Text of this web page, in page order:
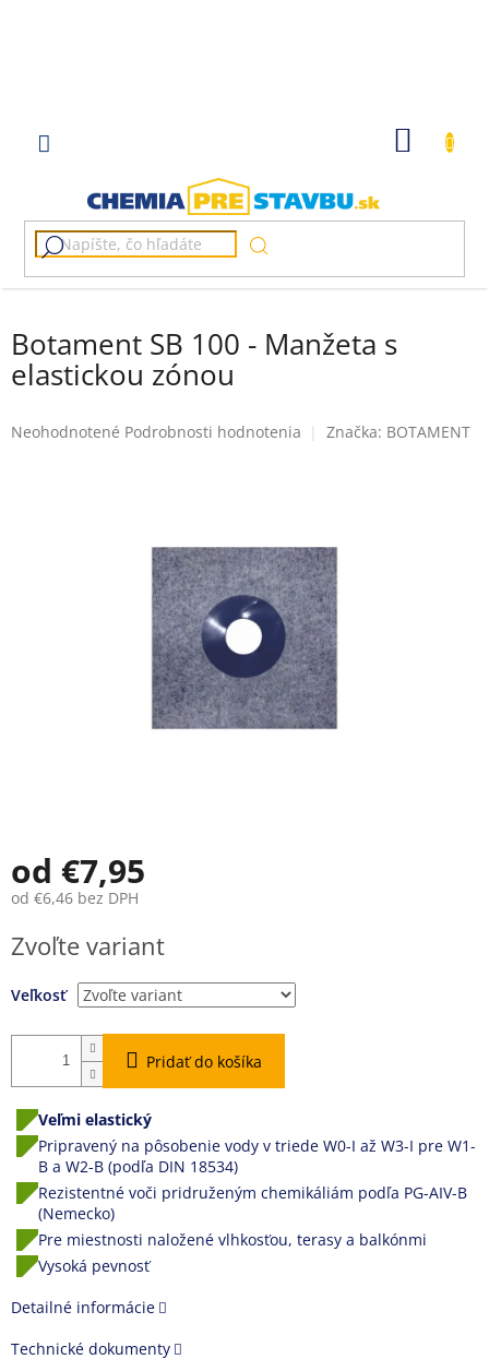
Botament SB 100 - Manžeta s
elastickou zónou
Priemerné
Neohodnotené Podrobnosti hodnotenia Značka: BOTAMENT
od €7,95
od €6,46 bez DPH
cena:
Zvoľte variant
Veľkosť
Pridať do košíka
Veľmi elastický
Pripravený na pôsobenie vody v triede W0-I až W3-I pre W1-
B a W2-B (podľa DIN 18534)
Rezistentné voči pridruženým chemikáliám podľa PG-AIV-B
(Nemecko)
Pre miestnosti naložené vlhkosťou, terasy a balkónmi
Vysoká pevnosť
Detailné informácie
Technické dokumenty